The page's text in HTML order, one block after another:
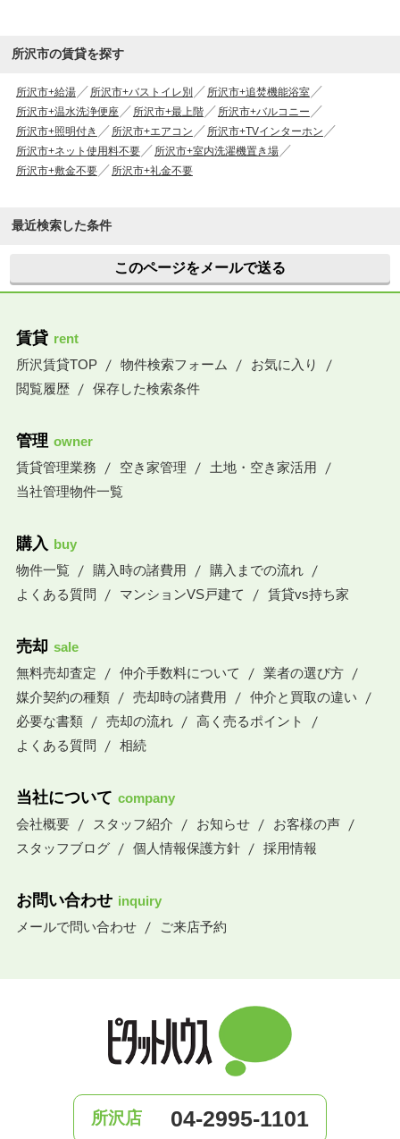
所沢市の賃貸を探す
所沢市+給湯 所沢市+バストイレ別
所沢市+追焚機能浴室
所沢市+温水洗浄便座
所沢市+最上階
所沢市+バルコニー
所沢市+照明付き
所沢市+エアコン
所沢市+TVインターホン
所沢市+ネット使用料不要
所沢市+室内洗濯機置き場
所沢市+敷金不要
所沢市+礼金不要
最近検索した条件
このページをメールで送る
賃貸 rent
所沢賃貸TOP
物件検索フォーム
お気に入り
閲覧履歴
保存した検索条件
管理 owner
賃貸管理業務
空き家管理
土地・空き家活用
当社管理物件一覧
購入 buy
物件一覧
購入時の諸費用
購入までの流れ
よくある質問
マンションVS戸建て 賃貸vs持ち家
売却 sale
無料売却査定
仲介手数料について
業者の選び方
媒介契約の種類
売却時の諸費用
仲介と買取の違い
必要な書類
売却の流れ
高く売るポイント
よくある質問
相続
当社について company
会社概要
スタッフ紹介 お知らせ
お客様の声
スタッフブログ
個人情報保護方針 採用情報
お問い合わせ inquiry
メールで問い合わせ
ご来店予約
所沢店 04-2995-1101